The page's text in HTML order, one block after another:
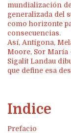
mundialización
generalizada del
como horizonte
consecuencias.
Así, Antígona,
Moore, Sor María
Sigalit Landau
que define esa
Indice
Prefacio